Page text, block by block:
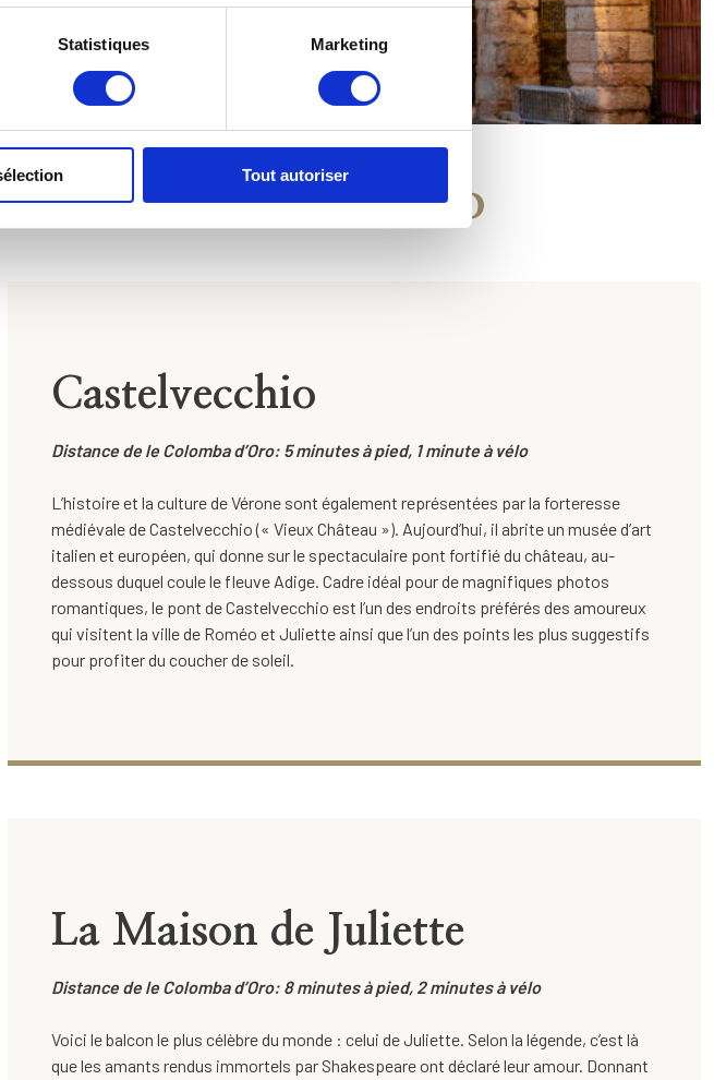
Statistiques Marketing
Tout autoriser
Colomba d'Oro
Castelvecchio
Distance de le Colomba d’Oro: 5 minutes à pied, 1 minute à vélo
L’histoire et la culture de Vérone sont également représentées par la forteresse
médiévale de Castelvecchio (« Vieux Château »). Aujourd’hui, il abrite un musée d’art
italien et européen, qui donne sur le spectaculaire pont fortifié du château, au-
dessous duquel coule le fleuve Adige. Cadre idéal pour de magnifiques photos
romantiques, le pont de Castelvecchio est l’un des endroits préférés des amoureux
qui visitent la ville de Roméo et Juliette ainsi que l’un des points les plus suggestifs
pour profiter du coucher de soleil.
La Maison de Juliette
Distance de le Colomba d’Oro: 8 minutes à pied, 2 minutes à vélo
Voici le balcon le plus célèbre du monde : celui de Juliette. Selon la légende, c’est là
que les amants rendus immortels par Shakespeare ont déclaré leur amour. Donnant